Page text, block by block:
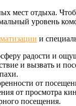
мест отдыха.
уровень
и
радости и
и вызвать и
от
от просмотра
посещения.